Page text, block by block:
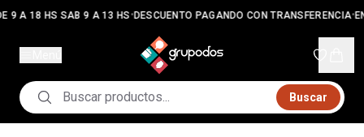
9 A 18 HS SAB 9 A 13 HS•DESCUENTO PAGANDO CON TRANSFERENCIA•
Buscar